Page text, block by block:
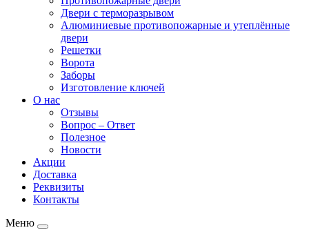
Двери с терморазрывом
Алюминиевые противопожарные и утеплённые
двери
Решетки
Ворота
Заборы
Изготовление ключей
О нас
Отзывы
Вопрос – Ответ
Полезное
Новости
Акции
Доставка
Реквизиты
Контакты
Меню